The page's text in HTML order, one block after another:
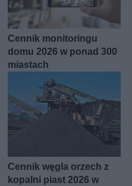
Cennik monitoringu
domu 2026 w ponad 300
miastach
Cennik węgla orzech z
kopalni piast 2026 w